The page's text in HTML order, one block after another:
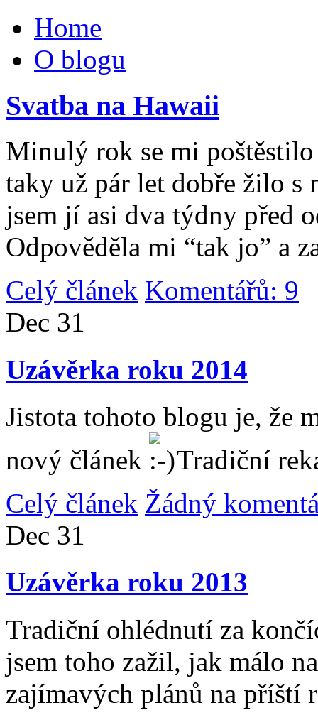
Home
O blogu
Svatba na Hawaii
Minulý rok se mi
taky už pár let dobře žilo
jsem jí asi dva týdny před
Odpověděla mi “tak jo” a
Celý článek Komentářů: 9
Dec 31
Uzávěrka roku 2014
Jistota tohoto blogu je, že
nový článek
Tradiční
Celý článek Žádný
Dec 31
Uzávěrka roku 2013
Tradiční ohlédnutí za
jsem toho zažil, jak málo
zajímavých plánů na příští